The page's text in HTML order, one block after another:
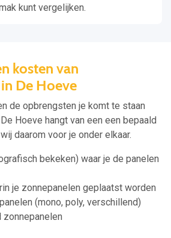
kunt vergelijken.
kosten van
De Hoeve
de opbrengsten je komt te staan
Hoeve hangt van een een bepaald
daarom voor je onder elkaar.
bekeken) waar je de panelen
je zonnepanelen geplaatst worden
(mono, poly, verschillend)
zonnepanelen